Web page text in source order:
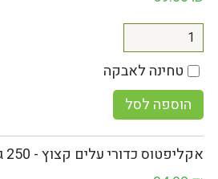
טחינה לאבקה
הוספה לסל
אקליפטוס כדורי עלים קצוץ - 250 גר